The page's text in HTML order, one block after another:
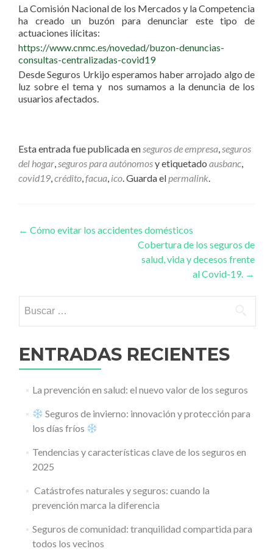
La Comisión Nacional de los Mercados y la Competencia
ha creado un buzón para denunciar este tipo de
actuaciones ilícitas:
https://www.cnmc.es/novedad/buzon-denuncias-
consultas-centralizadas-covid19
Desde Seguros Urkijo esperamos haber arrojado algo de
luz sobre el tema y nos sumamos a la denuncia de los
usuarios afectados.
Esta entrada fue publicada enseguros de empresa,seguros
del hogar,seguros para autónomosy etiquetado ausbanc,
covid19,crédito,facua, ico. Guarda elpermalink.
Navegación de entradas
← Cómo evitar los accidentes domésticos
Cobertura de los seguros de
salud, vida y decesos frente
al Covid-19. →
ENTRADAS RECIENTES
La prevención en salud: el nuevo valor de los seguros
Seguros de invierno: innovación y protección para
los días fríos
Tendencias y características clave de los seguros en
2025
️ Catástrofes naturales y seguros: cuando la
prevención marca la diferencia
Seguros de comunidad: tranquilidad compartida para
todos los vecinos